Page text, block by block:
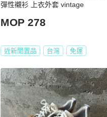
彈性襯衫 上衣外套 vintage
MOP 278
近新閒置品 台灣 免運